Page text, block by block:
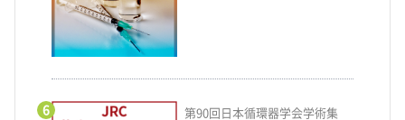
6
第90回日本循環器学会学術集